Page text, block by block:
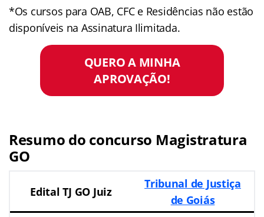
*Os cursos para OAB, CFC e Residências não estão
disponíveis na Assinatura Ilimitada.
QUERO A MINHA
APROVAÇÃO!
Resumo do concurso Magistratura
GO
Edital TJ GO Juiz
Tribunal de Justiça
de Goiás